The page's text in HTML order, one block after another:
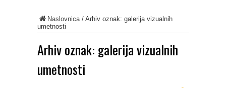
Naslovnica/ Arhiv oznak: galerija vizualnih
umetnosti
Arhiv oznak: galerija vizualnih
umetnosti